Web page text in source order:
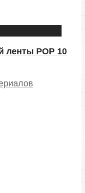
ленты POP 10